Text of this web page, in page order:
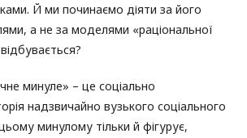
Й ми починаємо діяти за його
а не за моделями «раціональної
минуле» – це соціально
надзвичайно вузького соціального
минулому тільки й фігурує,